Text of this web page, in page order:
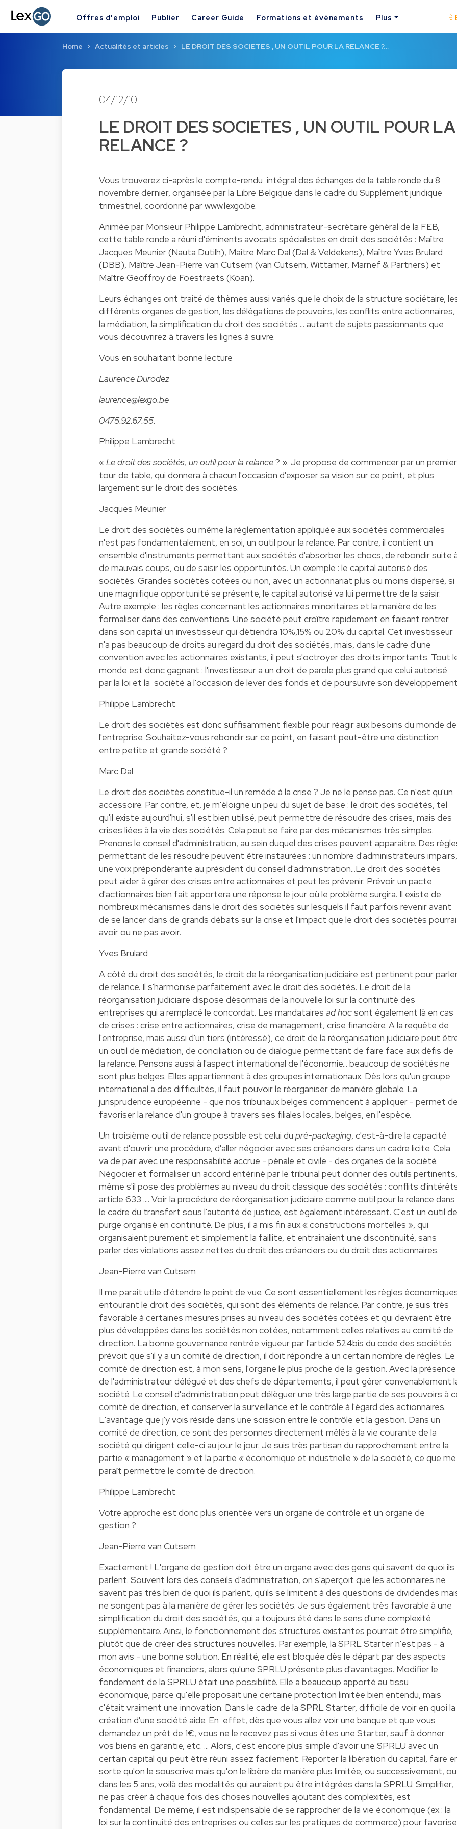
Offres d'emploi Publier Career Guide Formations et événements Plus
Home Actualités et articles LE DROIT DES SOCIETES , UN OUTIL POUR LA RELANCE ?…
04/12/10
LE DROIT DES SOCIETES , UN OUTIL POUR LA
RELANCE ?
Vous trouverez ci-après le compte-rendu intégral des échanges de la table ronde du 8
novembre dernier, organisée par la Libre Belgique dans le cadre du Supplément juridique
trimestriel, coordonné parwww.lexgo.be.
Animée par Monsieur Philippe Lambrecht, administrateur-secrétaire général de la FEB,
cette table ronde a réuni d'éminents avocats spécialistes en droit des sociétés : Maître
Jacques Meunier (Nauta Dutilh), Maître Marc Dal (Dal & Veldekens), Maître Yves Brulard
(DBB), Maître Jean-Pierre van Cutsem (van Cutsem, Wittamer, Marnef & Partners) et
Maître Geoffroy de Foestraets (Koan).
Leurs échanges ont traité de thèmes aussi variés que le choix de la structure sociétaire,
différents organes de gestion, les délégations de pouvoirs, les conflits entre actionnaires,
la médiation, la simplification du droit des sociétés ... autant de sujets passionnants que
vous découvrirez à travers les lignes à suivre.
Vous en souhaitant bonne lecture
Laurence Durodez
laurence@lexgo.be
0475.92.67.55.
Philippe Lambrecht
«Le droit des sociétés, un outil pour la relance? ». Je propose de commencer par un premier
tour de table, qui donnera à chacun l'occasion d'exposer sa vision sur ce point, et plus
largement sur le droit des sociétés.
Jacques Meunier
Le droit des sociétés ou même la règlementation appliquée aux sociétés commerciales
n'est pas fondamentalement, en soi, un outil pour la relance. Par contre, il contient un
ensemble d'instruments permettant aux sociétés d'absorber les chocs, de rebondir suite
de mauvais coups, ou de saisir les opportunités. Un exemple : le capital autorisé des
sociétés. Grandes sociétés cotées ou non, avec un actionnariat plus ou moins dispersé, si
une magnifique opportunité se présente, le capital autorisé va lui permettre de la saisir.
Autre exemple : les règles concernant les actionnaires minoritaires et la manière de les
formaliser dans des conventions. Une société peut croître rapidement en faisant rentrer
dans son capital un investisseur qui détiendra 10%,15% ou 20% du capital. Cet investisseur
n'a pas beaucoup de droits au regard du droit des sociétés, mais, dans le cadre d'une
convention avec les actionnaires existants, il peut s'octroyer des droits importants. Tout
monde est donc gagnant : l'investisseur a un droit de parole plus grand que celui autorisé
par la loi et la société a l'occasion de lever des fonds et de poursuivre son
Philippe Lambrecht
Le droit des sociétés est donc suffisamment flexible pour réagir aux besoins du monde de
l'entreprise. Souhaitez-vous rebondir sur ce point, en faisant peut-être une distinction
entre petite et grande société ?
Marc Dal
Le droit des sociétés constitue-il un remède à la crise ? Je ne le pense pas. Ce n'est qu'un
accessoire. Par contre, et, je m'éloigne un peu du sujet de base : le droit des sociétés, tel
qu'il existe aujourd'hui, s'il est bien utilisé, peut permettre de résoudre des crises, mais des
crises liées à la vie des sociétés. Cela peut se faire par des mécanismes très simples.
Prenons le conseil d'administration, au sein duquel des crises peuvent apparaître. Des
permettant de les résoudre peuvent être instaurées : un nombre d'administrateurs impairs,
une voix prépondérante au président du conseil d'administration...Le droit des sociétés
peut aider à gérer des crises entre actionnaires et peut les prévenir. Prévoir un pacte
d'actionnaires bien fait apportera une réponse le jour où le problème surgira. Il existe de
nombreux mécanismes dans le droit des sociétés sur lesquels il faut parfois revenir avant
de se lancer dans de grands débats sur la crise et l'impact que le droit des sociétés
avoir ou ne pas avoir.
Yves Brulard
A côté du droit des sociétés, le droit de la réorganisation judiciaire est pertinent pour
de relance. Il s'harmonise parfaitement avec le droit des sociétés. Le droit de la
réorganisation judiciaire dispose désormais de la nouvelle loi sur la continuité des
entreprises qui a remplacé le concordat. Les mandataires ad hocsont également là en cas
de crises : crise entre actionnaires, crise de management, crise financière. A la requête de
l'entreprise, mais aussi d'un tiers (intéressé), ce droit de la réorganisation judiciaire peut
un outil de médiation, de conciliation ou de dialogue permettant de faire face aux défis de
la relance. Pensons aussi à l'aspect international de l'économie... beaucoup de sociétés ne
sont plus belges. Elles appartiennent à des groupes internationaux. Dès lors qu'un groupe
international a des difficultés, il faut pouvoir le réorganiser de manière globale. La
jurisprudence européenne - que nos tribunaux belges commencent à appliquer - permet
favoriser la relance d'un groupe à travers ses filiales locales, belges, en l'espèce.
Un troisième outil de relance possible est celui du pré-packaging, c'est-à-dire la capacité
avant d'ouvrir une procédure, d'aller négocier avec ses créanciers dans un cadre licite. Cela
va de pair avec une responsabilité accrue - pénale et civile - des organes de la société.
Négocier et formaliser un accord entériné par le tribunal peut donner des outils pertinents,
même s'il pose des problèmes au niveau du droit classique des sociétés : conflits
article 633 .... Voir la procédure de réorganisation judiciaire comme outil pour la relance dans
le cadre du transfert sous l'autorité de justice, est également intéressant. C'est un outil de
purge organisé en continuité. De plus, il a mis fin aux « constructions mortelles », qui
organisaient purement et simplement la faillite, et entraînaient une discontinuité, sans
parler des violations assez nettes du droit des créanciers ou du droit des actionnaires.
Jean-Pierre van Cutsem
Il me parait utile d'étendre le point de vue. Ce sont essentiellement les règles
entourant le droit des sociétés, qui sont des éléments de relance. Par contre, je suis très
favorable à certaines mesures prises au niveau des sociétés cotées et qui devraient être
plus développées dans les sociétés non cotées, notamment celles relatives au comité de
direction. La bonne gouvernance rentrée vigueur par l'article 524bis du code des sociétés
prévoit que s'il y a un comité de direction, il doit répondre à un certain nombre de règles. Le
comité de direction est, à mon sens, l'organe le plus proche de la gestion. Avec la présence
de l'administrateur délégué et des chefs de départements, il peut gérer convenablement
société. Le conseil d'administration peut délèguer une très large partie de ses pouvoirs à
comité de direction, et conserver la surveillance et le contrôle à l'égard des actionnaires.
L'avantage que j'y vois réside dans une scission entre le contrôle et la gestion. Dans un
comité de direction, ce sont des personnes directement mêlés à la vie courante de la
société qui dirigent celle-ci au jour le jour. Je suis très partisan du rapprochement entre la
partie « management » et la partie « économique et industrielle » de la société, ce que me
paraît permettre le comité de direction.
Philippe Lambrecht
Votre approche est donc plus orientée vers un organe de contrôle et un organe de
gestion ?
Jean-Pierre van Cutsem
Exactement ! L'organe de gestion doit être un organe avec des gens qui savent de quoi ils
parlent. Souvent lors des conseils d'administration, on s'aperçoit que les actionnaires ne
savent pas très bien de quoi ils parlent, qu'ils se limitent à des questions de dividendes
ne songent pas à la manière de gérer les sociétés. Je suis également très favorable à une
simplification du droit des sociétés, qui a toujours été dans le sens d'une complexité
supplémentaire. Ainsi, le fonctionnement des structures existantes pourrait être simplifié,
plutôt que de créer des structures nouvelles. Par exemple, la SPRL Starter n'est pas - à
mon avis - une bonne solution. En réalité, elle est bloquée dès le départ par des aspects
économiques et financiers, alors qu'une SPRLU présente plus d'avantages. Modifier le
fondement de la SPRLU était une possibilité. Elle a beaucoup apporté au tissu
économique, parce qu'elle proposait une certaine protection limitée bien entendu, mais
c'était vraiment une innovation. Dans le cadre de la SPRL Starter, difficile de voir en quoi la
création d'une société aide. En effet, dès que vous allez voir une banque et que vous
demandez un prêt de 1€, vous ne le recevez pas si vous êtes une Starter, sauf à donner
vos biens en garantie, etc. ... Alors, c'est encore plus simple d'avoir une SPRLU avec un
certain capital qui peut être réuni assez facilement. Reporter la libération du capital, faire
sorte qu'on le souscrive mais qu'on le libère de manière plus limitée, ou successivement, ou
dans les 5 ans, voilà des modalités qui auraient pu être intégrées dans la SPRLU. Simplifier,
ne pas créer à chaque fois des choses nouvelles ajoutant des complexités, est
fondamental. De même, il est indispensable de se rapprocher de la vie économique (ex : la
loi sur la continuité des entreprises ou celles sur les pratiques de commerce) pour